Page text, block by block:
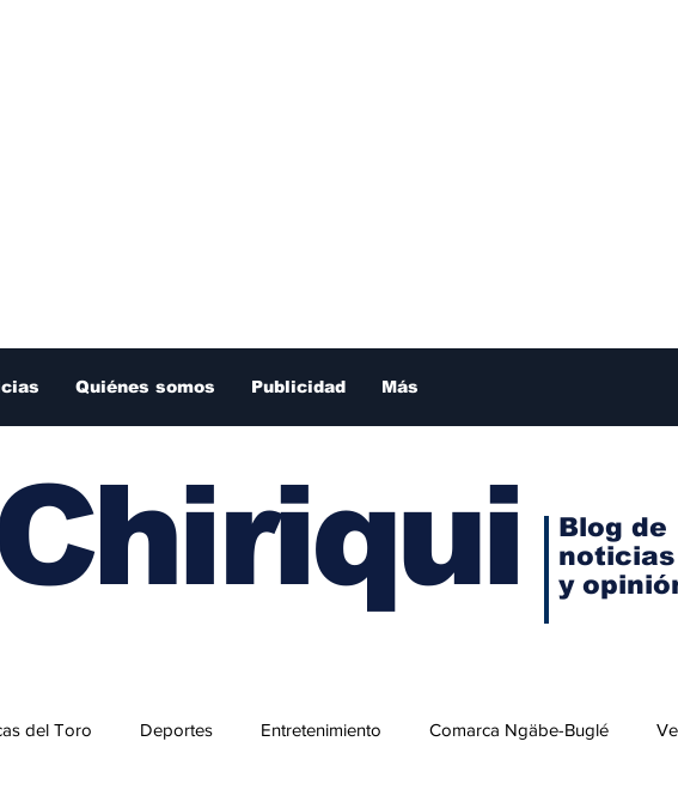
Quiénes somos Publicidad Más
Blog de
noticias
y
del Toro Deportes Entretenimiento Comarca Ngäbe-Buglé